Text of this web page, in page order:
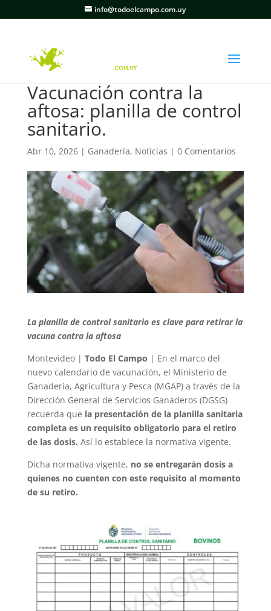
info@todoelcampo.com.uy
Vacunación contra la
aftosa: planilla de control
sanitario.
Abr 10, 2026| Ganadería, Noticias | 0 Comentarios
La planilla de control sanitario es clave para retirar la
vacuna contra la aftosa
Montevideo | Todo El Campo | En el marco del
nuevo calendario de vacunación, el Ministerio de
Ganadería, Agricultura y Pesca (MGAP) a través de la
Dirección General de Servicios Ganaderos (DGSG)
recuerda que la presentación de la planilla sanitaria
completa es un requisito obligatorio para el retiro
de las dosis. Así lo establece la normativa vigente.
Dicha normativa vigente, no se entregarán dosis a
quienes no cuenten con este requisito al momento
de su retiro.